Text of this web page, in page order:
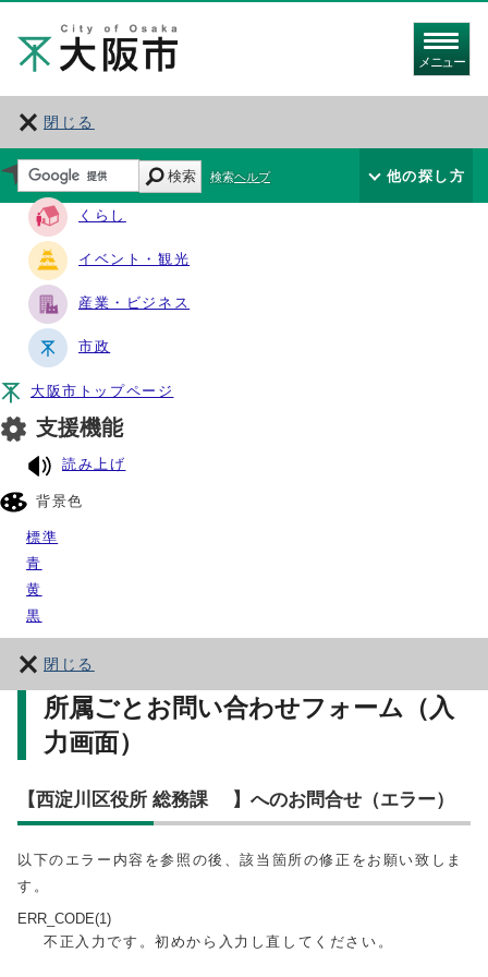
メニュー
閉じる
サイト・ナビ
くらし
イベント・観光
産業・ビジネス
市政
大阪市トップページ
支援機能
読み上げ
背景色
標準
青
黄
黒
閉じる
検索 検索ヘルプ 他の探し方
所属ごとお問い合わせフォーム（入
力画面）
【西淀川区役所 総務課 】へのお問合せ（エラー）
以下のエラー内容を参照の後、該当箇所の修正をお願い致しま
す。
ERR_CODE(1)
不正入力です。初めから入力し直してください。